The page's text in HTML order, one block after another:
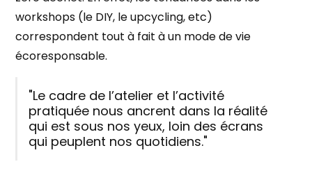
workshops (le DIY, le upcycling, etc)
correspondent tout à fait à un mode de vie
écoresponsable.
"Le cadre de l’atelier et l’activité
pratiquée nous ancrent dans la réalité
qui est sous nos yeux, loin des écrans
qui peuplent nos quotidiens."